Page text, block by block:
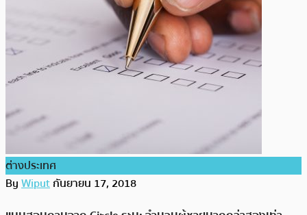
ต่างประเทศ
ByWiputกันยายน 17, 2018